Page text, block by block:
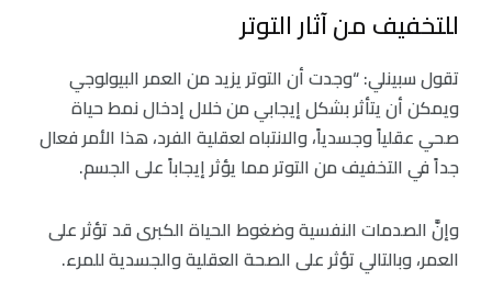
للتخفيف من آثار التوتر
تقول سبينلي: “وجدت أن التوتر يزيد من العمر البيولوجي
ويمكن أن يتأثر بشكل إيجابي من خلال إدخال نمط حياة
صحي عقلياً وجسدياً، والانتباه لعقلية الفرد، هذا الأمر فعال
جداً في التخفيف من التوتر مما يؤثر إيجاباً على الجسم.
وإنَّ الصدمات النفسية وضغوط الحياة الكبرى قد تؤثر على
العمر، وبالتالي تؤثر على الصحة العقلية والجسدية للمرء.